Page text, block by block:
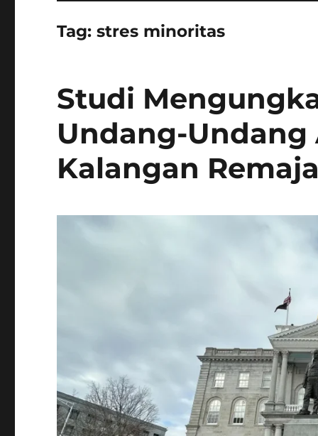
Tag:stres minoritas
Studi
Undang-Undang
Kalangan Remaja